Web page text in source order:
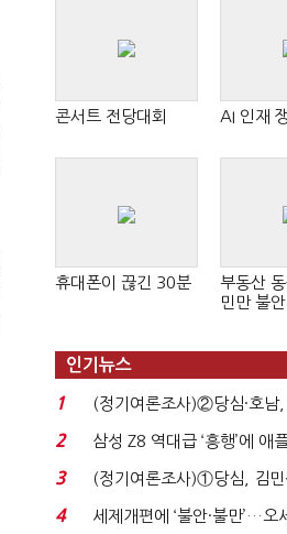
콘서트 전당대회 AI 인재
휴대폰이 끊긴 30분
부동산
민만 불
인기뉴스
1
(정기여론조사)②당심·호남,
청래 '초접전'...
2
삼성 Z8 역대급 ‘흥행’에 애
목…9월 ‘폴...
3
(정기여론조사)①당심, 김민
'초접전'…대통령 ...
4
세제개편에 ‘불안·불만’…오